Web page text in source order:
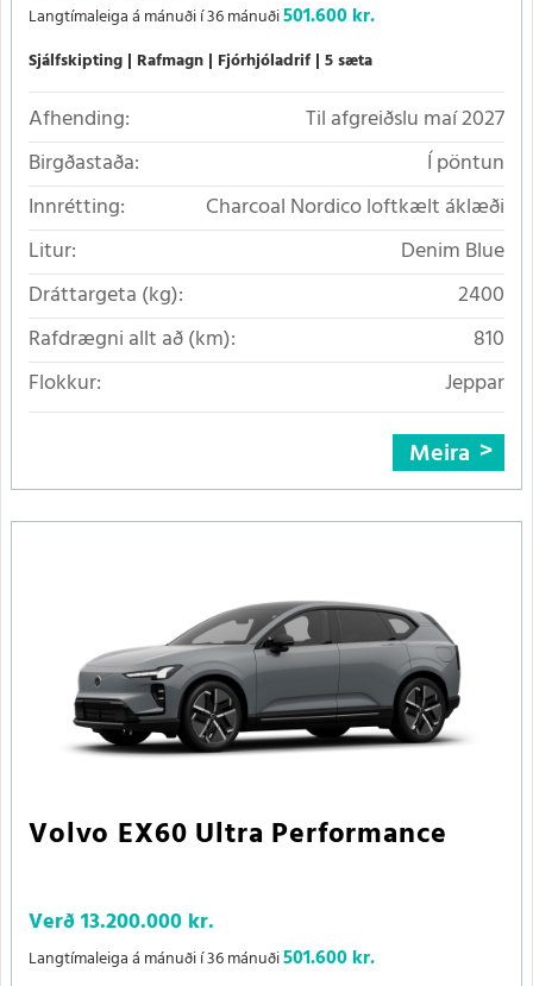
Langtímaleiga á mánuði í 36 mánuði501.600 kr.
Sjálfskipting Rafmagn Fjórhjóladrif 5 sæta
Afhending:
Til afgreiðslu maí 2027
Birgðastaða:
Í pöntun
Innrétting:
Charcoal Nordico loftkælt áklæði
Litur:
Denim Blue
Dráttargeta (kg):
2400
Rafdrægni allt að (km):
810
Flokkur:
Jeppar
Meira
Volvo EX60 Ultra Performance
Verð13.200.000 kr.
Langtímaleiga á mánuði í 36 mánuði501.600 kr.